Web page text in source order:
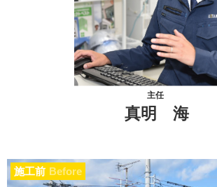
主任
真明 海
施工前 Before